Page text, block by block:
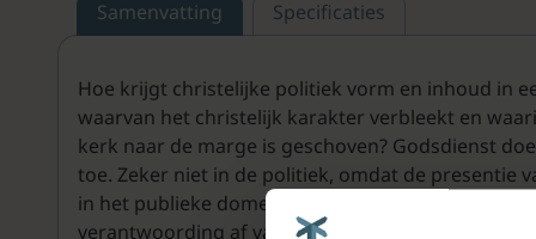
Samenvatting Specificaties
Hoe krijgt christelijke politiek vorm en inhoud in
waarvan het christelijk karakter verbleekt en
kerk naar de marge is geschoven? Godsdienst
toe. Zeker niet in de politiek, omdat de presentie
in het publieke domein omstreden is. In dit boek
verantwoording af van haar visie op Bijbels